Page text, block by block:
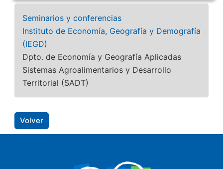
Seminarios y conferencias
Instituto de Economía, Geografía y Demografía
(IEGD)
Dpto. de Economía y Geografía Aplicadas
Sistemas Agroalimentarios y Desarrollo
Territorial (SADT)
Volver